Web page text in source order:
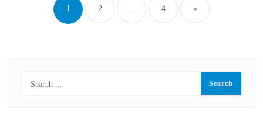
1 2 4 »